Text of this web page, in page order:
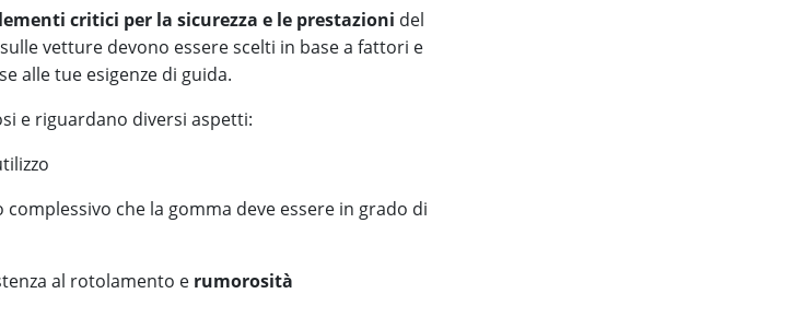
critici per la sicurezza e le prestazioni del
vetture devono essere scelti in base a fattori e
alle tue esigenze di guida.
e riguardano diversi aspetti:
complessivo che la gomma deve essere in grado di
al rotolamento e rumorosità